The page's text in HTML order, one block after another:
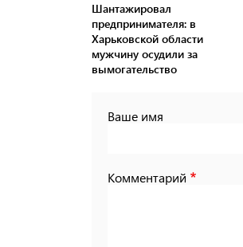
Шантажировал
предпринимателя: в
Харьковской области
мужчину осудили за
вымогательство
Ваше имя
Комментарий